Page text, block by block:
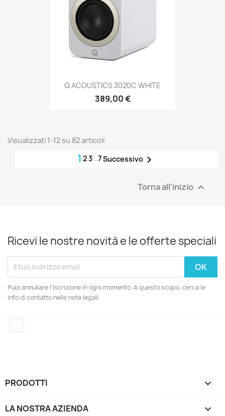
Q ACOUSTICS 3020C WHITE
389,00 €
Visualizzati 1-12 su 82 articoli
1 23…7Successivo 
Torna all'inizio 
Ricevi le nostre novità e le offerte speciali
Puoi annullare l'iscrizione in ogni momento. A questo scopo, cerca le
info di contatto nelle note legali.
PRODOTTI 
LA NOSTRA AZIENDA 